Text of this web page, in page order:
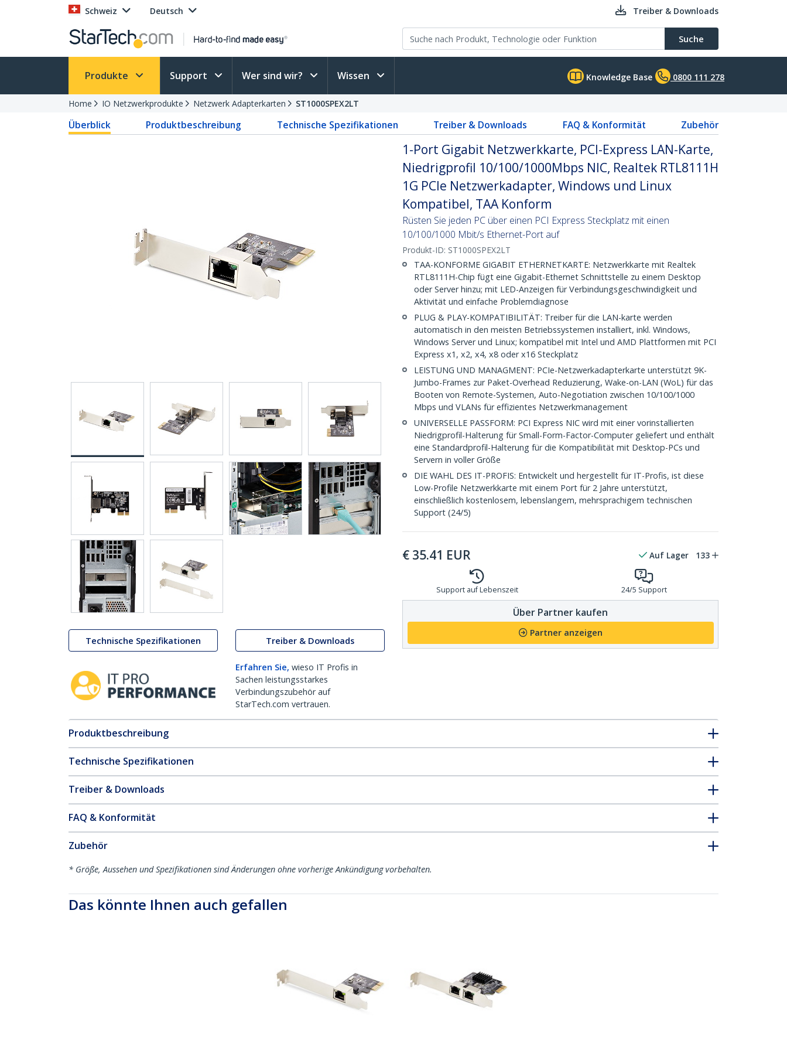
Schweiz Deutsch Treiber & Downloads
Suche
Produkte Support Wer sind wir? Wissen Knowledge Base 0800 111 278
Home IO Netzwerkprodukte Netzwerk Adapterkarten ST1000SPEX2LT
Überblick Produktbeschreibung Technische Spezifikationen Treiber & Downloads FAQ & Konformität Zubehör
Technische Spezifikationen Treiber & Downloads
Erfahren Sie, wieso IT Profis in
Sachen leistungsstarkes
Verbindungszubehör auf
StarTech.com vertrauen.
1-Port Gigabit Netzwerkkarte, PCI-Express LAN-Karte,
Niedrigprofil 10/100/1000Mbps NIC, Realtek RTL8111H
1G PCIe Netzwerkadapter, Windows und Linux
Kompatibel, TAA Konform
Rüsten Sie jeden PC über einen PCI Express Steckplatz mit einen
10/100/1000 Mbit/s Ethernet-Port auf
Produkt-ID: ST1000SPEX2LT
TAA-KONFORME GIGABIT ETHERNETKARTE: Netzwerkkarte mit Realtek
RTL8111H-Chip fügt eine Gigabit-Ethernet Schnittstelle zu einem Desktop
oder Server hinzu; mit LED-Anzeigen für Verbindungsgeschwindigkeit und
Aktivität und einfache Problemdiagnose
PLUG & PLAY-KOMPATIBILITÄT: Treiber für die LAN-karte werden
automatisch in den meisten Betriebssystemen installiert, inkl. Windows,
Windows Server und Linux; kompatibel mit Intel und AMD Plattformen mit PCI
Express x1, x2, x4, x8 oder x16 Steckplatz
LEISTUNG UND MANAGMENT: PCIe-Netzwerkadapterkarte unterstützt 9K-
Jumbo-Frames zur Paket-Overhead Reduzierung, Wake-on-LAN (WoL) für das
Booten von Remote-Systemen, Auto-Negotiation zwischen 10/100/1000
Mbps und VLANs für effizientes Netzwerkmanagement
UNIVERSELLE PASSFORM: PCI Express NIC wird mit einer vorinstallierten
Niedrigprofil-Halterung für Small-Form-Factor-Computer geliefert und enthält
eine Standardprofil-Halterung für die Kompatibilität mit Desktop-PCs und
Servern in voller Größe
DIE WAHL DES IT-PROFIS: Entwickelt und hergestellt für IT-Profis, ist diese
Low-Profile Netzwerkkarte mit einem Port für 2 Jahre unterstützt,
einschließlich kostenlosem, lebenslangem, mehrsprachigem technischen
Support (24/5)
€ 35.41 EUR Auf Lager 133
Support auf Lebenszeit 24/5 Support
Über Partner kaufen
Partner anzeigen
Produktbeschreibung
Technische Spezifikationen
Treiber & Downloads
FAQ & Konformität
Zubehör
* Größe, Aussehen und Spezifikationen sind Änderungen ohne vorherige Ankündigung vorbehalten.
Das könnte Ihnen auch gefallen